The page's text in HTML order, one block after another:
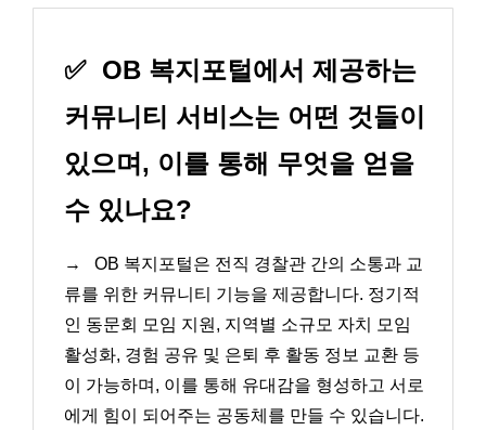
✅ OB 복지포털에서 제공하는
커뮤니티 서비스는 어떤 것들이
있으며, 이를 통해 무엇을 얻을
수 있나요?
→
OB 복지포털은 전직 경찰관 간의 소통과 교
류를 위한 커뮤니티 기능을 제공합니다. 정기적
인 동문회 모임 지원, 지역별 소규모 자치 모임
활성화, 경험 공유 및 은퇴 후 활동 정보 교환 등
이 가능하며, 이를 통해 유대감을 형성하고 서로
에게 힘이 되어주는 공동체를 만들 수 있습니다.